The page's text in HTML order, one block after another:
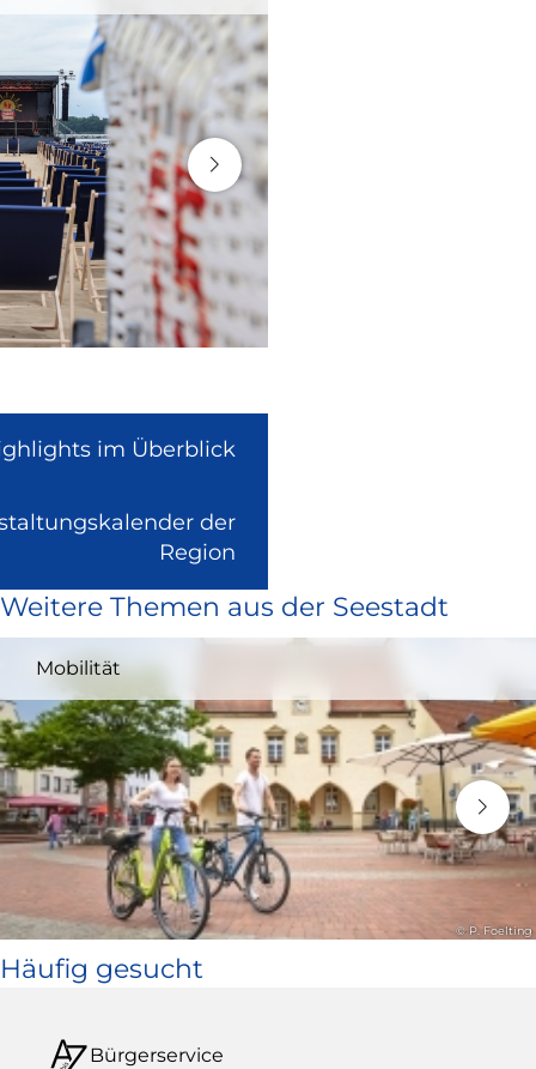
im Überblick
der
Region
extern
und
in
neuem
Fenster)
Weitere Themen aus der Seestadt
Mobilität
© P. Foelting
Häufig gesucht
Bürgerservice